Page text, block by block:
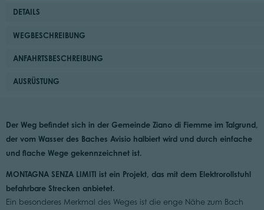
DETAILS
WEGBESCHREIBUNG
ANFAHRTSBESCHREIBUNG
AUSRÜSTUNG
Der Weg befindet sich in der Gemeinde Ziano di Fiemme im Talgrund,
der vom Wasser des Baches Avisio halbiert wird und durch einfache
und flache Wege gekennzeichnet ist.
MONTAGNA SENZA LIMITI ist ein Projekt, das mit dem Elektrorollstuhl
befahrbare Strecken anbietet.
Ein besonderes Merkmal des Weges ist die enge Nähe zum Bach